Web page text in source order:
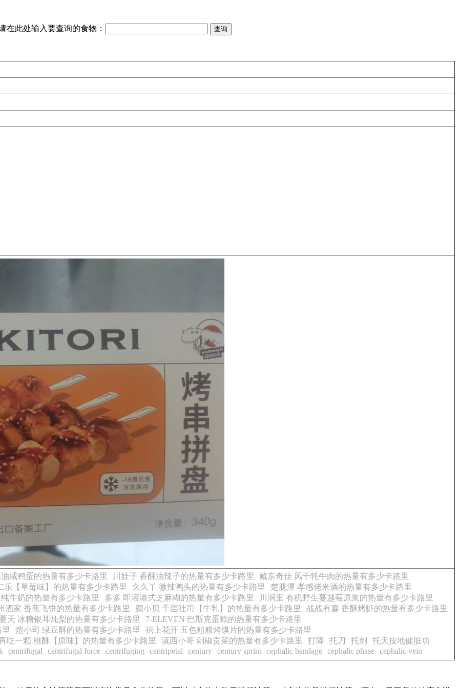
在此处输入要查询的食物：
咸鸭蛋的热量有多少卡路里 川娃子 香酥油辣子的热量有多少卡路里
藏东奇佳 风干牦牛肉的热量有多少卡路里
乐【草莓味】的热量有多少卡路里
久久丫 微辣鸭头的热量有多少卡路里
楚胧潭 孝感佬米酒的热量有多少卡路里
牛奶的热量有多少卡路里
多多 即溶港式芝麻糊的热量有多少卡路里
川涧里 有机野生蔓越莓原浆的热量有多少卡路里
酒家 香蕉飞饼的热量有多少卡路里
颜小贝 千层吐司【牛乳】的热量有多少卡路里
战战有喜 香酥烤虾的热量有多少卡路里
天 冰糖银耳炖梨的热量有多少卡路里
7-ELEVEN 巴斯克蛋糕的热量有多少卡路里
煊小司 绿豆酥的热量有多少卡路里
禧上花开 五色粗粮烤馍片的热量有多少卡路里
吃一颗 桃酥【原味】的热量有多少卡路里
滇西小哥 剁椒贡菜的热量有多少卡路里 打降 托刀 托剑
托天按地健脏功
centrifugal centrifugal force centrifuging centripetal century century sprint cephalic bandage cephalic phase cephalic vein